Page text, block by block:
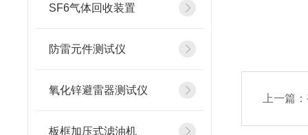
SF6气体回收装置
防雷元件测试仪
氧化锌避雷器测试仪
板框加压式滤油机
上一篇：